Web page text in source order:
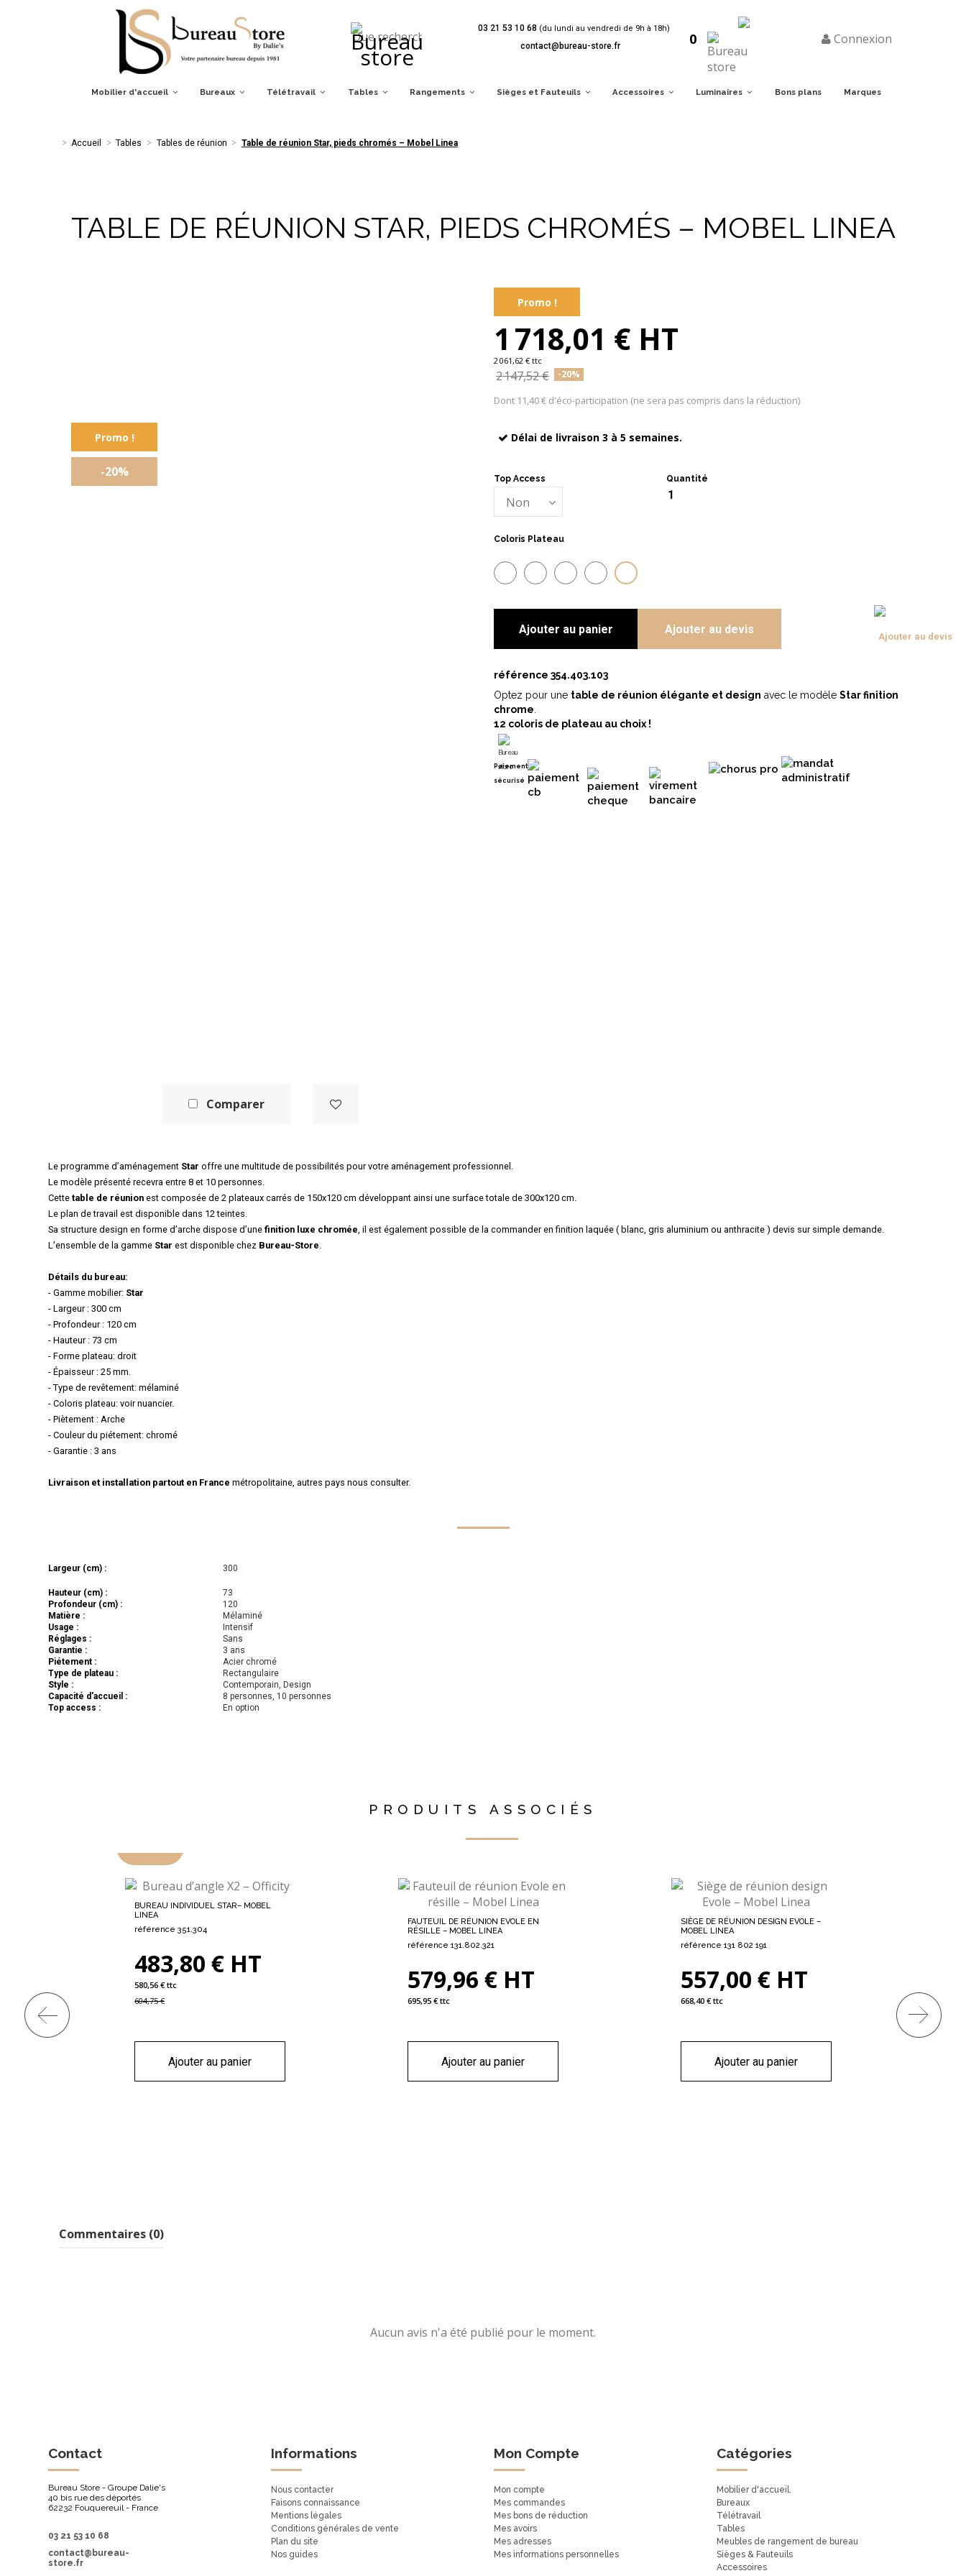
03 21 53 10 68 (du lundi au vendredi de 9h à 18h)
contact@bureau-store.fr 0 Connexion
Mobilier d'accueil Bureaux Télétravail Tables Rangements Sièges et Fauteuils Accessoires Luminaires Bons plans Marques
Tables Tables de réunion Table de réunion Star, pieds chromés – Mobel Linea
Accueil Tables Tables de réunion Table de réunion Star, pieds chromés – Mobel Linea
TABLE DE RÉUNION STAR, PIEDS CHROMÉS – MOBEL LINEA
Promo !
-20%
+
Comparer
Promo !
1 718,01 € HT
2 061,62 € ttc
2 147,52 € -20%
Dont 11,40 € d'éco-participation (ne sera pas compris dans la réduction)
Délai de livraison 3 à 5 semaines.
Top Access
Coloris Plateau
Acacia foncé
Blanc Chêne moyen
Wenge Acacia clair
Quantité
Ajouter au panier
Ajouter au devis
Ajouter au devis
référence 354.403.103
Optez pour une table de réunion élégante et design avec le modèle Star finition
chrome
12 coloris de plateau au choix !
Paiement
sécurisé
Le programme d’aménagement Star offre une multitude de possibilités pour votre aménagement professionnel.
Le modèle présenté recevra entre 8 et 10 personnes.
Cette table de réunion est composée de 2 plateaux carrés de 150x120 cm développant ainsi une surface totale de 300x120 cm.
Le plan de travail est disponible dans 12 teintes.
Sa structure design en forme d’arche dispose d’une finition luxe chromée, il est également possible de la commander en finition laquée ( blanc, gris aluminium ou anthracite ) devis sur simple demande.
L’ensemble de la gamme Star est disponible chez Bureau-Store.
Détails du bureau:
- Gamme mobilier: Star
- Largeur : 300 cm
- Profondeur : 120 cm
- Hauteur : 73 cm
- Forme plateau: droit
- Épaisseur : 25 mm.
- Type de revêtement: mélaminé
- Coloris plateau: voir nuancier.
- Piètement : Arche
- Couleur du piétement: chromé
- Garantie : 3 ans
Livraison et installation partout en France métropolitaine, autres pays nous consulter.
Largeur (cm) : 300
Hauteur (cm) :
73
Profondeur (cm) :
120
Matière :
Mélaminé
Usage :
Intensif
Réglages :
Sans
Garantie :
3 ans
Piétement :
Acier chromé
Type de plateau :
Rectangulaire
Style :
Contemporain, Design
Capacité d'accueil :
8 personnes, 10 personnes
Top access :
En option
PRODUITS ASSOCIÉS
BUREAU INDIVIDUEL STAR– MOBEL
LINEA
référence 351.304
483,80 € HT
580,56 € ttc
604,75 €
Ajouter au panier
FAUTEUIL DE RÉUNION EVOLE EN
RÉSILLE – MOBEL LINEA
référence 131.802.321
579,96 € HT
695,95 € ttc
Ajouter au panier
SIÈGE DE RÉUNION DESIGN EVOLE –
MOBEL LINEA
référence 131 802 191
557,00 € HT
668,40 € ttc
Ajouter au panier
Commentaires (0)
Aucun avis n'a été publié pour le moment.
Contact
Bureau Store - Groupe Dalie's
40 bis rue des déportés
62232 Fouquereuil - France
03 21 53 10 68
contact@bureau-
store.fr
Informations
Nous contacter
Faisons connaissance
Mentions légales
Conditions générales de vente
Plan du site
Nos guides
Mon Compte
Mon compte
Mes commandes
Mes bons de réduction
Mes avoirs
Mes adresses
Mes informations personnelles
Catégories
Mobilier d'accueil.
Bureaux
Télétravail
Tables
Meubles de rangement de bureau
Sièges & Fauteuils
Accessoires